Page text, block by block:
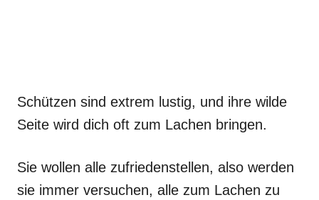
Schützen sind extrem lustig, und ihre wilde
Seite wird dich oft zum Lachen bringen.
Sie wollen alle zufriedenstellen, also werden
sie immer versuchen, alle zum Lachen zu